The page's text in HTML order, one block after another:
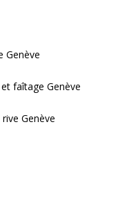
Genève
faîtage Genève
Genève